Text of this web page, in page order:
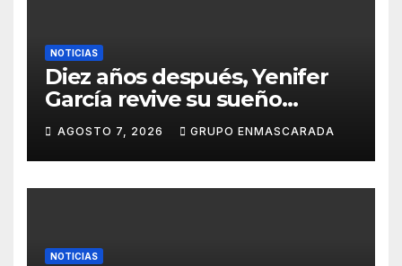
NOTICIAS
Diez años después, Yenifer
García revive su sueño
carnavalero en el vídeo de
presentación de San Juan de
la Rambla para el Grand Prix
AGOSTO 7, 2026 GRUPO ENMASCARADA
NOTICIAS